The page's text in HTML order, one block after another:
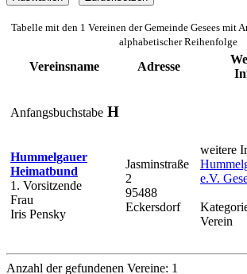
Tabelle mit den 1 Vereinen der Gemeinde Gesees mit
alphabetischer Reihenfolge
Vereinsname Adresse
Anfangsbuchstabe H
Hummelgauer
Heimatbund
1. Vorsitzende
Frau
Iris Pensky
Jasminstraße
2
95488
Eckersdorf
weitere
e.V.
Verein
Anzahl der gefundenen Vereine: 1